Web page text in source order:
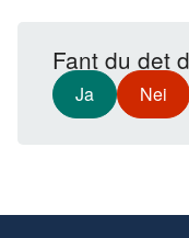
Fant du det
Ja Nei